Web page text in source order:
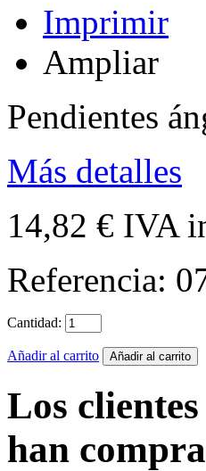
Imprimir
Ampliar
Pendientes
Más detalles
14,82 € IVA
Referencia:
Cantidad:
Añadir al carrito
Los
han